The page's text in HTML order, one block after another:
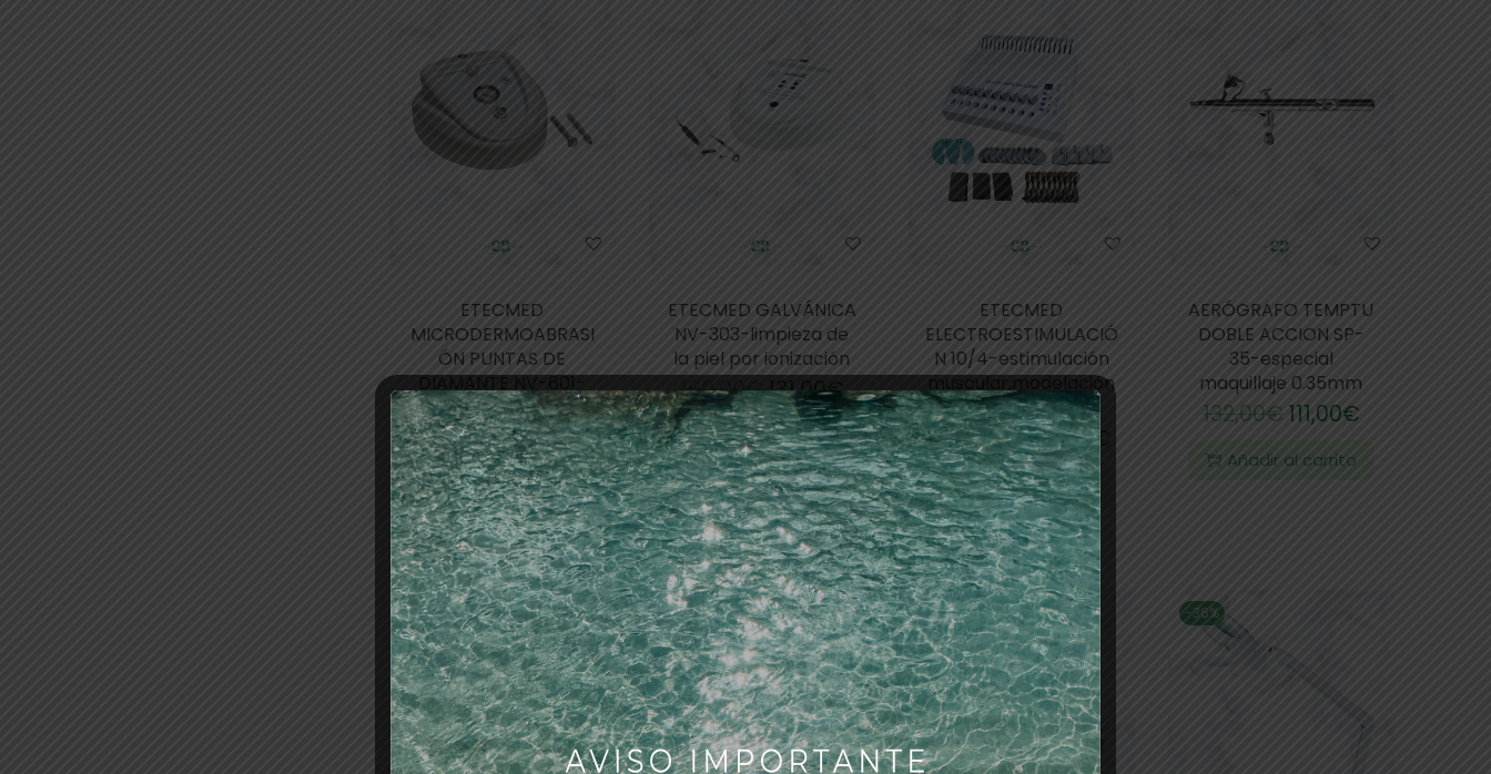
ETECMED
MICRODERMOABRASI
ÓN PUNTAS DE
DIAMANTE NV-601-
peeling facial y
corporal
580,00€449,00€
Añadir al carrito
ETECMED GALVÁNICA
NV-303-limpieza de
la piel por ionización
160,00€131,00€
Añadir al carrito
ETECMED
ELECTROESTIMULACIÓ
N 10/4-estimulación
muscular,modelación
corporal…
720,00€530,00€
Añadir al carrito
AERÓGRAFO TEMPTU
DOBLE ACCION SP-
35-especial
maquillaje 0.35mm
132,00€111,00€
Añadir al carrito
-13% -18% -45% -36%